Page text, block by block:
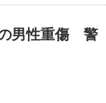
男性重傷 警